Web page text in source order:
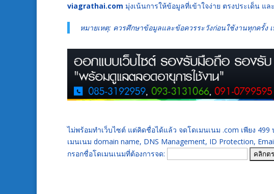
viagrathai.com มุ่งเน้นการให้ข้อมูลที่เข้าใจง่าย ตรงประเด็น
หมายเหตุ: ควรศึกษาข้อมูลและข้อควรระวังก่อนใช้งานทุกครั้ง
ไม่พร้อมทำเว็บไซต์ แต่คิดชื่อได้แล้ว จดโดเมนเนม .com เพียง
เมนเนม domain name, DNS Management, ID Protection,
กรอกชื่อโดเมนเนมที่ต้องการจด: